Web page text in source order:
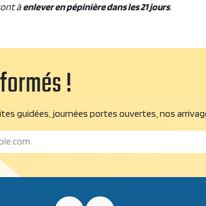
àenlever en pépinière dans les 21 jours.
!
guidées, journées portes ouvertes, nos